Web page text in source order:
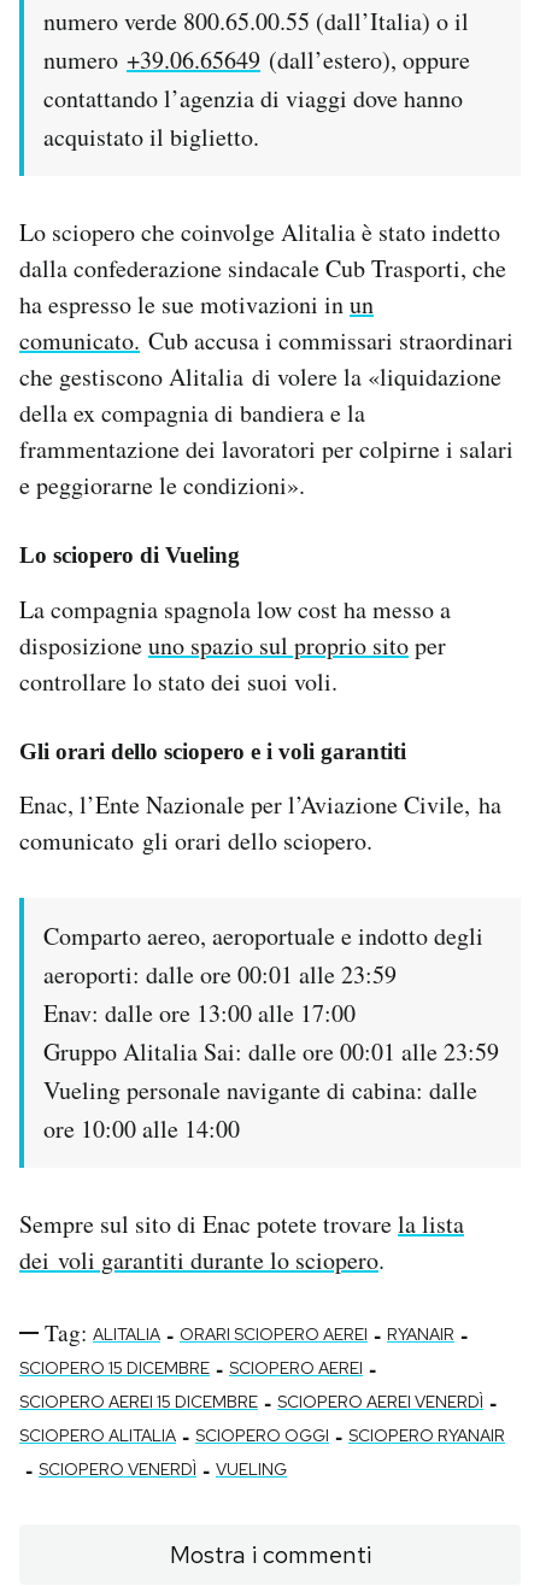
numero verde 800.65.00.55 (dall’Italia) o il
numero +39.06.65649 (dall’estero), oppure
contattando l’agenzia di viaggi dove hanno
acquistato il biglietto.
Lo sciopero che coinvolge Alitalia è stato indetto
dalla confederazione sindacale Cub Trasporti, che
ha espresso le sue motivazioni inun
comunicato. Cub accusa i commissari straordinari
che gestiscono Alitalia di volere la «liquidazione
della ex compagnia di bandiera e la
frammentazione dei lavoratori per colpirne i salari
e peggiorarne le condizioni».
Lo sciopero di Vueling
La compagnia spagnola low cost ha messo a
disposizioneuno spazio sul proprio sitoper
controllare lo stato dei suoi voli.
Gli orari dello sciopero e i voli garantiti
Enac, l’Ente Nazionale per l’Aviazione Civile, ha
comunicato gli orari dello sciopero.
Comparto aereo, aeroportuale e indotto degli
aeroporti: dalle ore 00:01 alle 23:59
Enav: dalle ore 13:00 alle 17:00
Gruppo Alitalia Sai: dalle ore 00:01 alle 23:59
Vueling personale navigante di cabina: dalle
ore 10:00 alle 14:00
Sempre sul sito di Enac potete trovarela lista
dei voli garantiti durante lo sciopero.
Tag: ALITALIA - ORARI SCIOPERO AEREI - RYANAIR -
SCIOPERO 15 DICEMBRE - SCIOPERO AEREI -
SCIOPERO AEREI 15 DICEMBRE - SCIOPERO AEREI VENERDÌ -
SCIOPERO ALITALIA - SCIOPERO OGGI - SCIOPERO RYANAIR
- SCIOPERO VENERDÌ - VUELING
Mostra i commenti